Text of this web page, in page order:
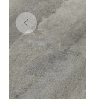
AKCE
CENÍK
REFERENCE